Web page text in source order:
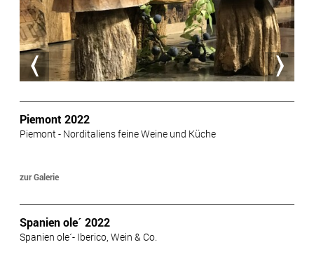
Piemont 2022
Piemont - Norditaliens feine Weine und Küche
zur Galerie
Spanien ole´ 2022
Spanien ole´- Iberico, Wein & Co.